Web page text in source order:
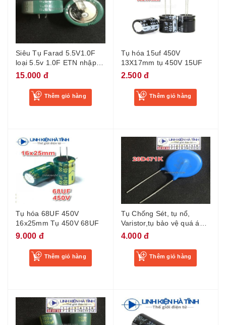
Siêu Tụ Farad 5.5V1.0F
loại 5.5v 1.0F ETN nhập
khẩu
15.000 đ
Thêm giỏ hàng
Tụ hóa 15uf 450V
13X17mm tụ 450V 15UF
2.500 đ
Thêm giỏ hàng
Tụ hóa 68UF 450V
16x25mm Tụ 450V 68UF
9.000 đ
Thêm giỏ hàng
Tụ Chống Sét, tụ nổ,
Varistor,tụ bảo vệ quá áp
20D471K 470V -BL2
4.000 đ
Thêm giỏ hàng